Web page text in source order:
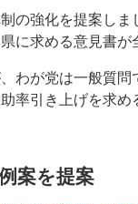
の強化を提案し
に求める意見書が
わが党は一般質
率引き上げを求
案を提案